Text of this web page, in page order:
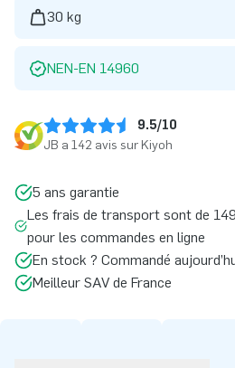
30 kg
NEN-EN 14960
9.5/10
JB a 142 avis sur Kiyoh
5 ans garantie
Les frais de transport sont de
pour les commandes en ligne
En stock ? Commandé
Meilleur SAV de France